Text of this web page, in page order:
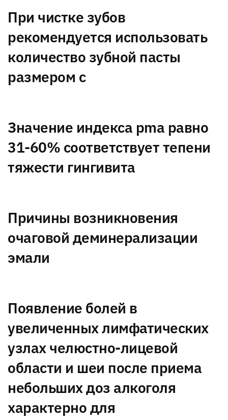
При чистке зубов
рекомендуется использовать
количество зубной пасты
размером с
Значение индекса pma равно
31-60% соответствует тепени
тяжести гингивита
Причины возникновения
очаговой деминерализации
эмали
Появление болей в
увеличенных лимфатических
узлах челюстно-лицевой
области и шеи после приема
небольших доз алкоголя
характерно для